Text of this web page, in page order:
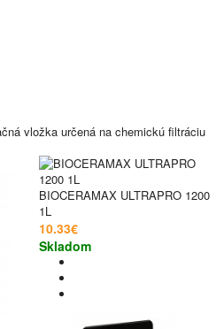
vložka určená na chemickú filtráciu
BIOCERAMAX ULTRAPRO 1200
1L
10.33€
Skladom